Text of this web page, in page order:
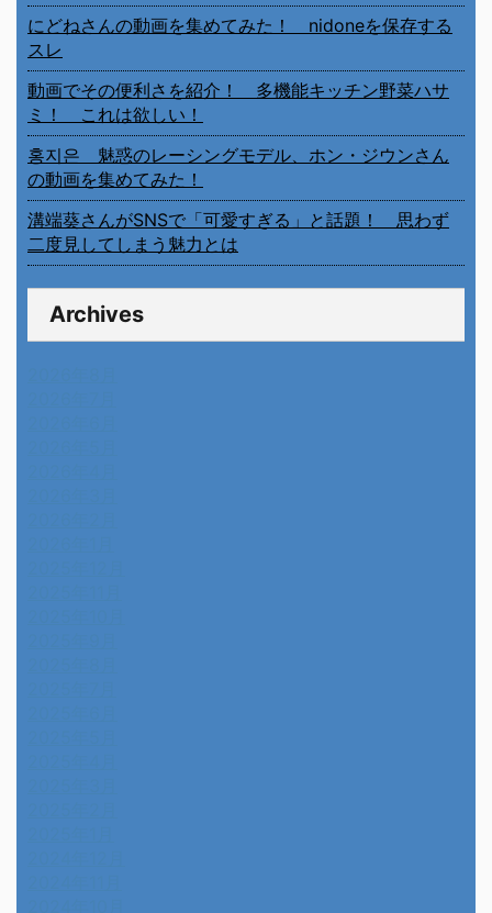
にどねさんの動画を集めてみた！ nidoneを保存する
スレ
動画でその便利さを紹介！ 多機能キッチン野菜ハサ
ミ！ これは欲しい！
홍지은 魅惑のレーシングモデル、ホン・ジウンさん
の動画を集めてみた！
溝端葵さんがSNSで「可愛すぎる」と話題！ 思わず
二度見してしまう魅力とは
Archives